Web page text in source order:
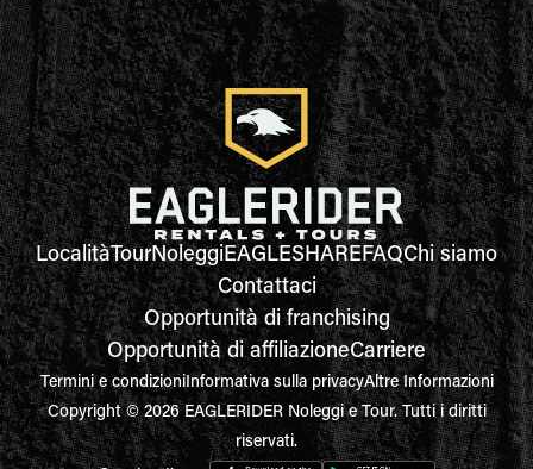
LocalitàTourNoleggiEAGLESHAREFAQChi siamo
Contattaci
Opportunità di franchising
Opportunità di affiliazioneCarriere
Termini e condizioniInformativa sulla privacyAltre Informazioni
Copyright © 2026 EAGLERIDER Noleggi e Tour. Tutti i diritti
riservati.